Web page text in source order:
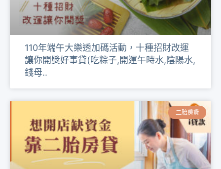
110年端午大樂透加碼活動，十種招財改運
讓你開獎好事貸(吃粽子,開運午時水,陰陽水,
錢母..
二胎房貸